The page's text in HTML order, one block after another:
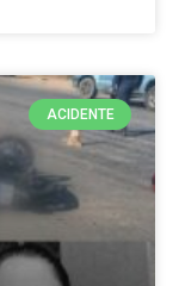
ACIDENTE